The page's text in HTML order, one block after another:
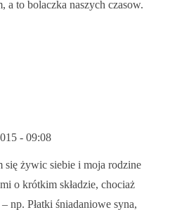
a to bolaczka naszych czasow.
- 09:08
się żywic siebie i moja rodzine
o krótkim składzie, chociaż
np. Płatki śniadaniowe syna,